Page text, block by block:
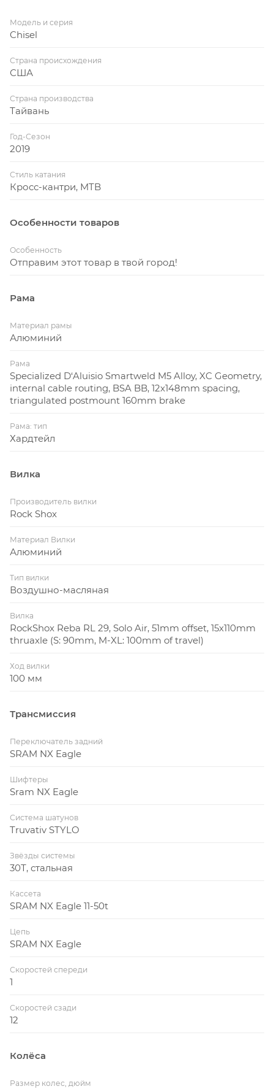
Модель и серия
Chisel
Страна происхождения
США
Страна производства
Тайвань
Год-Сезон
2019
Стиль катания
Кросс-кантри, MTB
Особенности товаров
Особенность
Отправим этот товар в твой город!
Рама
Материал рамы
Алюминий
Рама
Specialized D‘Aluisio Smartweld M5 Alloy, XC Geometry,
internal cable routing, BSA BB, 12x148mm spacing,
triangulated postmount 160mm brake
Рама: тип
Хардтейл
Вилка
Производитель вилки
Rock Shox
Материал Вилки
Алюминий
Тип вилки
Воздушно-масляная
Вилка
RockShox Reba RL 29, Solo Air, 51mm offset, 15x110mm
thruaxle (S: 90mm, M-XL: 100mm of travel)
Ход вилки
100 мм
Трансмиссия
Переключатель задний
SRAM NX Eagle
Шифтеры
Sram NX Eagle
Система шатунов
Truvativ STYLO
Звёзды системы
30Т, стальная
Кассета
SRAM NX Eagle 11-50t
Цепь
SRAM NX Eagle
Скоростей спереди
1
Скоростей сзади
12
Колёса
Размер колес, дюйм